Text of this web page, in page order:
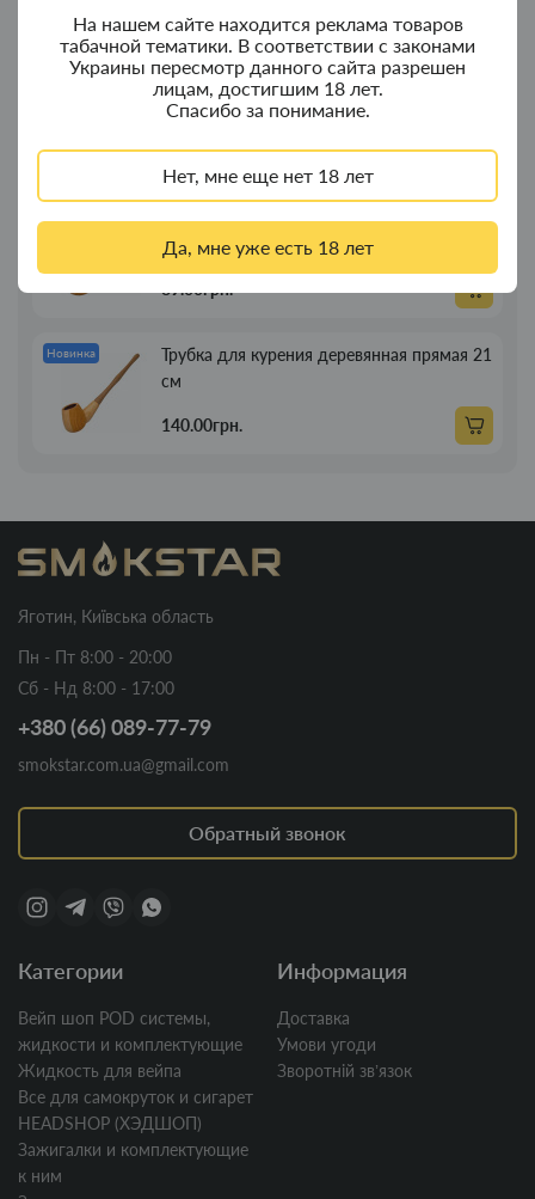
На нашем сайте находится реклама товаров
табачной тематики. В соответствии с законами
Украины пересмотр данного сайта разрешен
лицам, достигшим 18 лет.
Спасибо за понимание.
Нет, мне еще нет 18 лет
Да, мне уже есть 18 лет
p
/
s
o
m
a
/
u
/
r
y
d
y
a
-
s
a
m
o
380.00грн.
Новинка
Портсигар для сигарет Focus з USB
зажигалкой 20 сиг
269.00грн.
Трубка для курения деревянная прямая
13см
89.00грн.
Новинка
Трубка для курения деревянная прямая 21
см
140.00грн.
Яготин, Київська область
Пн - Пт 8:00 - 20:00
Сб - Нд 8:00 - 17:00
+380 (66) 089-77-79
smokstar.com.ua@gmail.com
Обратный звонок
Категории
Вейп шоп POD системы,
жидкости и комплектующие
Жидкость для вейпа
Все для самокруток и сигарет
HEADSHOP (ХЭДШОП)
Зажигалки и комплектующие
к ним
Информация
Доставка
Умови угоди
Зворотній звʼязок